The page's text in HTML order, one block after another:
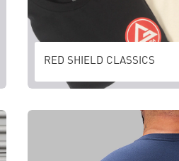
RED SHIELD CLASSICS